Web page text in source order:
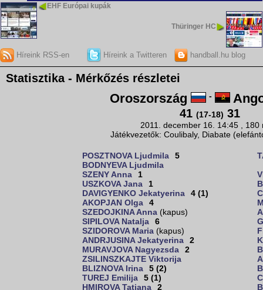
EHF Európai kupák
Thüringer HC
Híreink RSS-en Híreink a Twitteren handball.hu blog
Statisztika - Mérkőzés részletei
Oroszország -
41 (17-18) 31
2011. december 16. 14:45 , 180
Játékvezetők: Coulibaly, Diabate
POSZTNOVA Ljudmila
5
BODNYEVA Ljudmila
SZENY Anna
1
USZKOVA Jana
1
DAVIGYENKO Jekatyerina
4 (1)
AKOPJAN Olga
4
SZEDOJKINA Anna (kapus)
SIPILOVA Natalja
6
SZIDOROVA Maria (kapus)
ANDRJUSINA Jekatyerina
2
MURAVJOVA Nagyezsda
2
ZSILINSZKAJTE Viktorija
BLIZNOVA Irina
5 (2)
TUREJ Emilija
5 (1)
HMIROVA Tatjana
2